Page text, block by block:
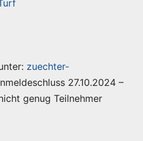
zuechter-
27.10.2024 –
genug Teilnehmer